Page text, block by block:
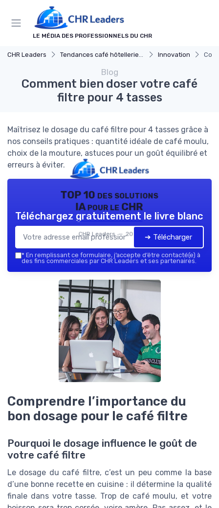
LE MÉDIA DES PROFESSIONNELS DU CHR
CHR Leaders Tendances café hôtellerie et restauration Innovation
Blog
Comment bien doser votre café
filtre pour 4 tasses
Maîtrisez le dosage du café filtre pour 4 tasses grâce à
nos conseils pratiques : quantité idéale de café moulu,
choix de la mouture, astuces pour un goût équilibré et
erreurs à éviter.
TOP 10 des solutions
IA pour le CHR
CHR Leaders — 2026
Téléchargez gratuitement le livre blanc
➔ Télécharger
* En remplissant ce formulaire, j’accepte d’être contacté(e) à
des fins commerciales par CHR Leaders et ses partenaires.
Comprendre l’importance du
bon dosage pour le café filtre
Pourquoi le dosage influence le goût de
votre café filtre
Le dosage du café filtre, c’est un peu comme la base
d’une bonne recette en cuisine : il détermine la qualité
finale dans votre tasse. Trop de café moulu, et votre
Panneau de gestion des cookies